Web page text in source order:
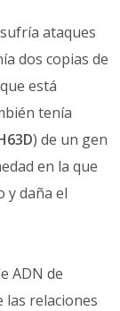
ataques
dos copias de
está
tenía
) de un gen
en la que
y daña el
ADN de
las relaciones